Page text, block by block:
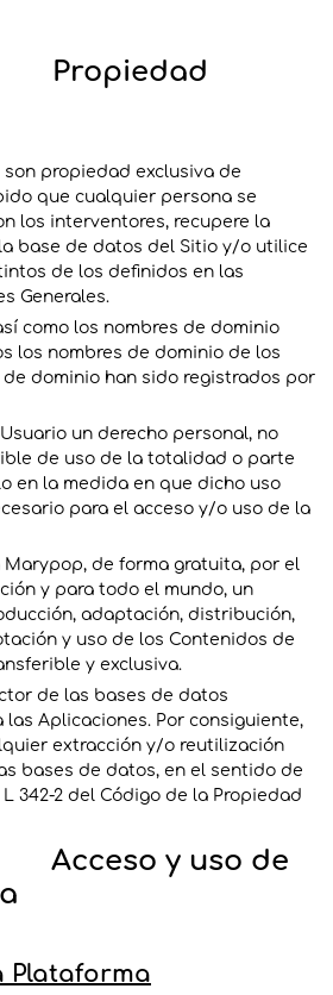
Propiedad
son propiedad exclusiva de
que cualquier persona se
los interventores, recupere la
base de datos del Sitio y/o utilice
de los definidos en las
Generales.
como los nombres de dominio
los nombres de dominio de los
dominio han sido registrados por
un derecho personal, no
de uso de la totalidad o parte
en la medida en que dicho uso
para el acceso y/o uso de la
Marypop, de forma gratuita, por el
y para todo el mundo, un
adaptación, distribución,
y uso de los Contenidos de
y exclusiva.
de las bases de datos
las Aplicaciones. Por consiguiente,
extracción y/o reutilización
bases de datos, en el sentido de
342-2 del Código de la Propiedad
y uso de
Plataforma